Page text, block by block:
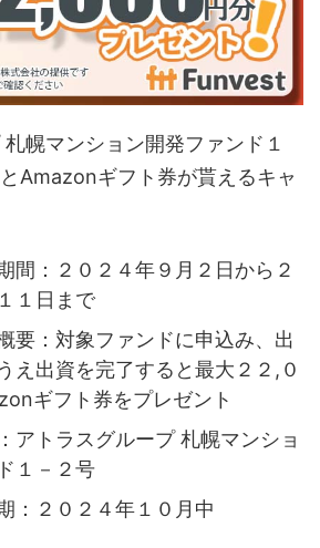
幌マンション開発ファンド１
Amazonギフト券が貰えるキャ
間：２０２４年９月２日から２
１日まで
要：対象ファンドに申込み、出
え出資を完了すると最大２２,０
ギフト券をプレゼント
アトラスグループ 札幌マンショ
１－２号
：２０２４年１０月中